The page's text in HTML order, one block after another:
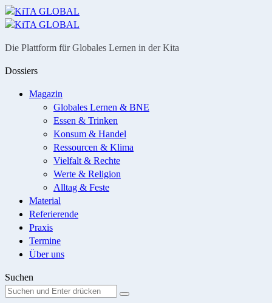
Menü
Suche
Die Plattform für Globales Lernen in der Kita
Dossiers
Magazin
Globales Lernen & BNE
Essen & Trinken
Konsum & Handel
Ressourcen & Klima
Vielfalt & Rechte
Werte & Religion
Alltag & Feste
Material
Referierende
Praxis
Termine
Über uns
Suchen
Suchen
Suche